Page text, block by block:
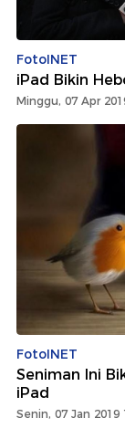
FotoINET
iPad Bikin
Minggu, 07 Apr
FotoINET
Seniman Ini
iPad
Senin, 07 Jan 2019